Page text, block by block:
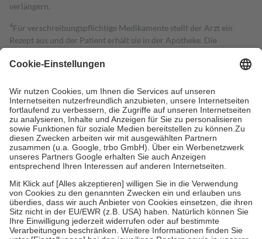
verlängern.
4Für verschreibungspflichtige Medikamente stellt der Arzt ein
Rezept aus und der Patient erhält sie in der Apotheke. Die
Kosten dafür, der Versicherte trägt einen Teil davon als Zuzahlung
Grundsätzlich leisten Mitglieder Zuzahlungen in Höhe von zehn
Prozent des Abgabepreises,mindestensjedochfünf Euround
höchstens zehn Euro.Es sind jedoch nie mehr als die tatsächlichen
Kosten der Leistung zu entrichten.
Diese Regeln gelten grundsätzlich auch für Online-Apotheken.
Bei Heilmitteln und häuslicher Krankenpflege beträgt die
Zuzahlung zehn Prozent der Kosten sowie zehn Euro je
Um das Engagement der Versicherten für ihre eigene Gesundheit zu
stärken und die besondere Stellung der Familie zu unterstützen,
fallenkeine Zuzahlungen an bei:
• Kindern und Jugendlichen bis zum vollendeten 18. Lebensjahr
mit Ausnahme der Fahrkosten